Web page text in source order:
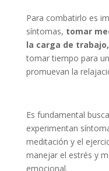
Para combatirlo es
síntomas, tomar
la carga de trabajo,
tomar tiempo para
promuevan la
Es fundamental
experimentan
meditación y el
manejar el estrés y
emocional.